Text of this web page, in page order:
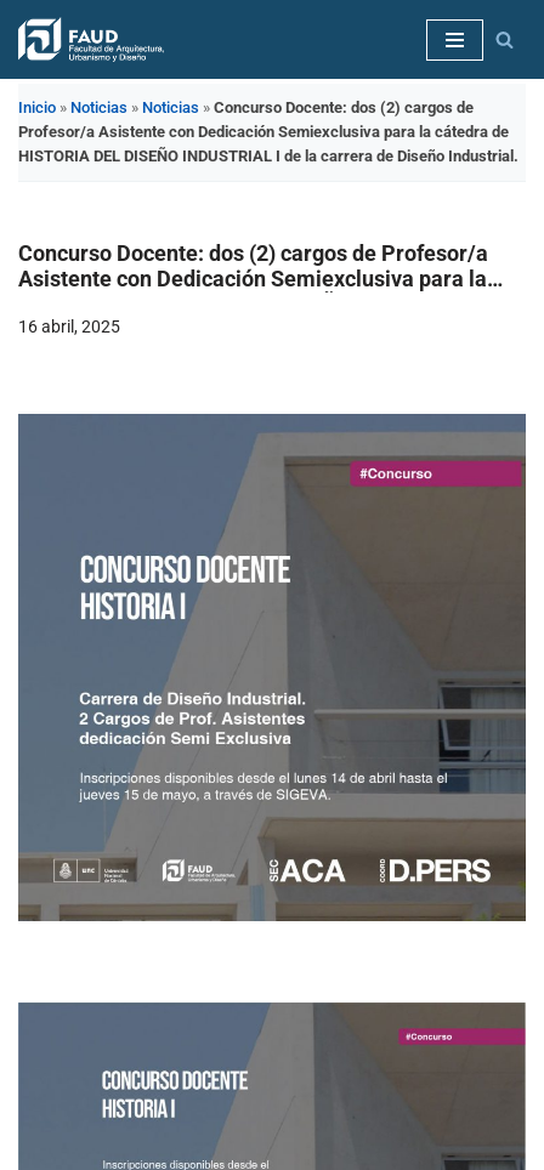
Saltar
contenido
Inicio » Noticias » Noticias » Concurso Docente: dos (2) cargos de
Profesor/a Asistente con Dedicación Semiexclusiva para la cátedra de
HISTORIA DEL DISEÑO INDUSTRIAL I de la carrera de Diseño Industrial.
Concurso Docente: dos (2) cargos de Profesor/a
Asistente con Dedicación Semiexclusiva para la
la carrera de Diseño Industrial.
16 abril, 2025